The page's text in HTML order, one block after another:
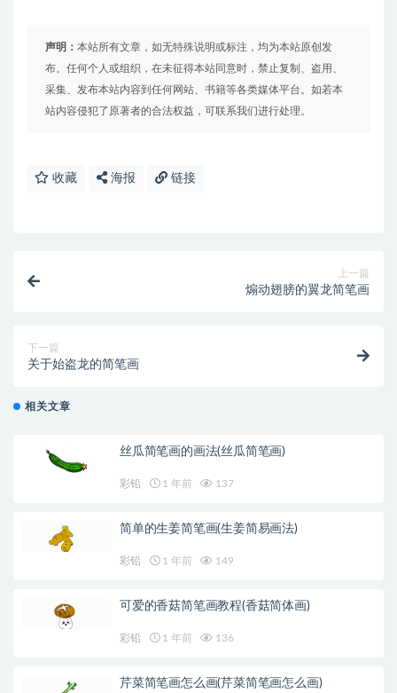
声明： 本站所有文章，如无特殊说明或标注，均为本站原创发
布。任何个人或组织，在未征得本站同意时，禁止复制、盗用、
采集、发布本站内容到任何网站、书籍等各类媒体平台。如若本
站内容侵犯了原著者的合法权益，可联系我们进行处理。
收藏 海报 链接
上一篇
煽动翅膀的翼龙简笔画
下一篇
关于始盗龙的简笔画
相关文章
丝瓜简笔画的画法(丝瓜简笔画)
彩铅 1 年前 137
简单的生姜简笔画(生姜简易画法)
彩铅 1 年前 149
可爱的香菇简笔画教程(香菇简体画)
彩铅 1 年前 136
芹菜简笔画怎么画(芹菜简笔画怎么画)